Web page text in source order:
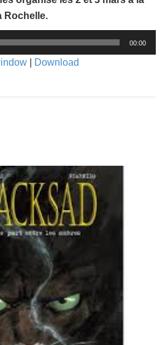
Rochelle.
00:00
Download